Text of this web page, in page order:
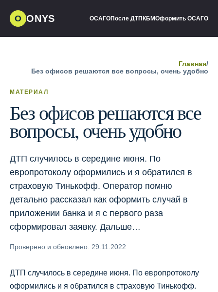
О ONYS ОСАГОПосле ДТП КБМОформить ОСАГО
Главная/
Без офисов решаются все вопросы, очень удобно
МАТЕРИАЛ
Без офисов решаются все
вопросы, очень удобно
ДТП случилось в середине июня. По
европротоколу оформились и я обратился в
страховую Тинькофф. Оператор помню
детально рассказал как оформить случай в
приложении банка и я с первого раза
сформировал заявку. Дальше…
Проверено и обновлено: 29.11.2022
ДТП случилось в середине июня. По европротоколу
оформились и я обратился в страховую Тинькофф.